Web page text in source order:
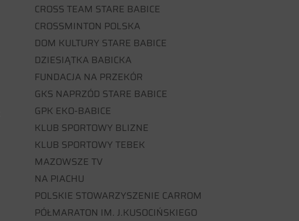
CROSS TEAM STARE BABICE
CROSSMINTON POLSKA
DOM KULTURY STARE BABICE
DZIESIĄTKA BABICKA
FUNDACJA NA PRZEKÓR
GKS NAPRZÓD STARE BABICE
GPK EKO-BABICE
KLUB SPORTOWY BLIZNE
KLUB SPORTOWY TEBEK
MAZOWSZE TV
NA PIACHU
POLSKIE STOWARZYSZENIE CARROM
PÓŁMARATON IM. J.KUSOCIŃSKIEGO